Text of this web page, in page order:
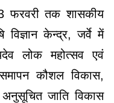
फरवरी तक शासकीय
केन्द्र, जर्वे में
लोक महोत्सव एवं
कौशल विकास,
अनुसूचित जाति विकास